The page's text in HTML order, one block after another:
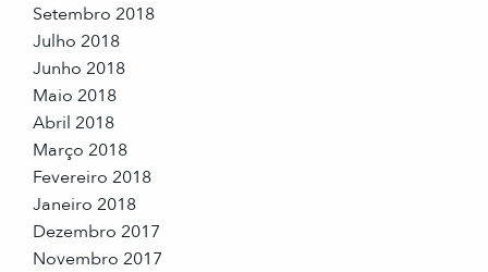
Setembro 2018
Julho 2018
Junho 2018
Maio 2018
Abril 2018
Março 2018
Fevereiro 2018
Janeiro 2018
Dezembro 2017
Novembro 2017